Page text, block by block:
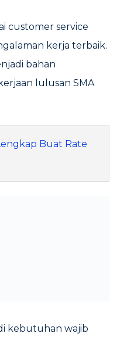
customer service
kerja terbaik.
bahan
lulusan SMA
Buat Rate
kebutuhan wajib